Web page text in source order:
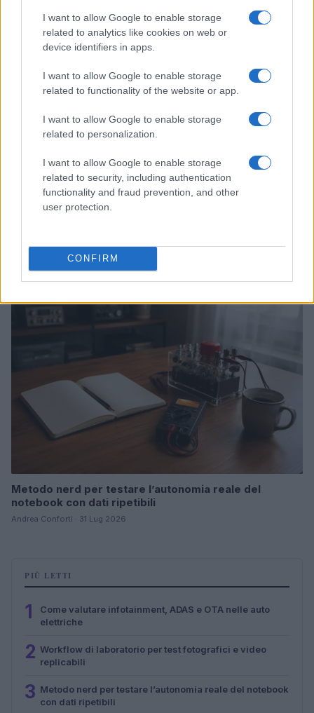
I want to allow Google to enable storage
related to analytics like cookies on web or
device identifiers in apps.
I want to allow Google to enable storage
related to functionality of the website or app.
I want to allow Google to enable storage
related to personalization.
I want to allow Google to enable storage
related to security, including authentication
functionality and fraud prevention, and other
user protection.
CONFIRM
RECENSIONI TECH
replicabili
Andrea Conforti · 1 Ago 2026
Metodo nerd per testare l’autonomia reale del
notebook con dati ripetibili
Andrea Conforti · 31 Lug 2026
PIÙ LETTI
1
Come valutare infotainment, ADAS e OTA nelle auto
elettriche
2 Workflow di laboratorio per test fotografici e video
replicabili
3 Metodo nerd per testare l’autonomia reale del notebook
con dati ripetibili